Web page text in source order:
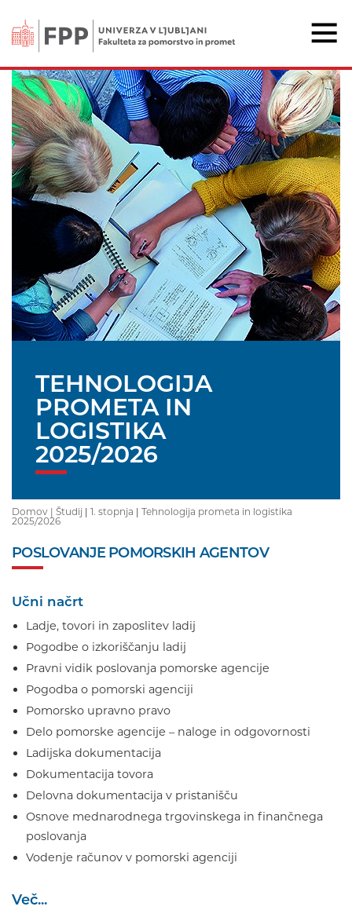
TEHNOLOGIJA
PROMETA IN
LOGISTIKA
2025/2026
Domov | Študij | 1. stopnja | Tehnologija prometa in logistika
2025/2026
POSLOVANJE POMORSKIH AGENTOV
Učni načrt
Ladje, tovori in zaposlitev ladij
Pogodbe o izkoriščanju ladij
Pravni vidik poslovanja pomorske agencije
Pogodba o pomorski agenciji
Pomorsko upravno pravo
Delo pomorske agencije – naloge in odgovornosti
Ladijska dokumentacija
Dokumentacija tovora
Delovna dokumentacija v pristanišču
Osnove mednarodnega trgovinskega in finančnega
poslovanja
Vodenje računov v pomorski agenciji
Več...